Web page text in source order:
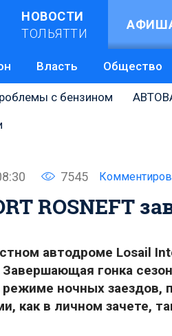
НОВОСТИ
ТОЛЬЯТТИ
Власть Общество
с бензином
7545
ROSNEFT
автодроме Losail
Завершающая гонка
ночных заездов,
как в личном зачете,